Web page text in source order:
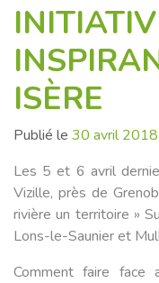
ISÈRE
Publié le 30 avril 2018
Les 5 et 6 avril
Vizille, près de
rivière un territoire »
Lons-le-Saunier et
Comment faire face